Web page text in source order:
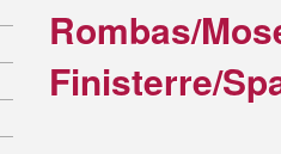
Rombas/
Finisterre/